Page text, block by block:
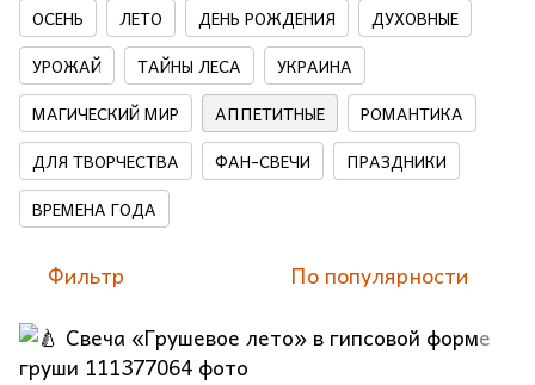
ОСЕНЬ ЛЕТО ДЕНЬ РОЖДЕНИЯ
ДУХОВНЫЕ
УРОЖАЙ
ТАЙНЫ ЛЕСА
УКРАИНА
МАГИЧЕСКИЙ МИР
АППЕТИТНЫЕ
РОМАНТИКА
ДЛЯ ТВОРЧЕСТВА
ФАН-СВЕЧИ
ПРАЗДНИКИ
ВРЕМЕНА ГОДА
Фильтр По популярности